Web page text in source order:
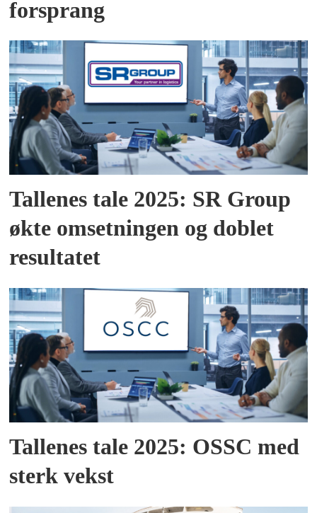
forsprang
Tallenes tale 2025: SR Group
økte omsetningen og doblet
resultatet
Tallenes tale 2025: OSSC med
sterk vekst